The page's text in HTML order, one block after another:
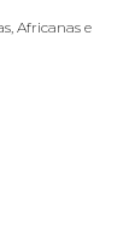
Africanas e